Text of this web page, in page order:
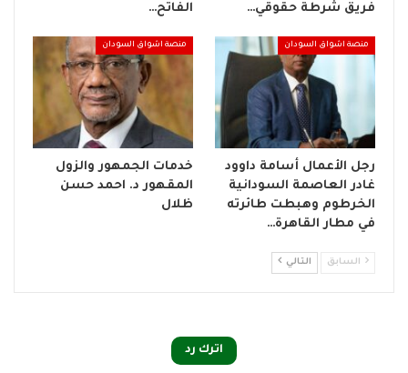
فريق شرطة حقوقي…
الفاتح…
منصة اشواق السودان
رجل الأعمال أسامة داوود
غادر العاصمة السودانية
الخرطوم وهبطت طائرته
في مطار القاهرة…
منصة اشواق السودان
خدمات الجمهور والزول
المقهور د. احمد حسن
ظلال
السابق التالي
اترك رد